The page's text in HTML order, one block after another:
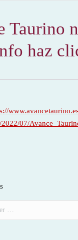
Taurino
haz
07/